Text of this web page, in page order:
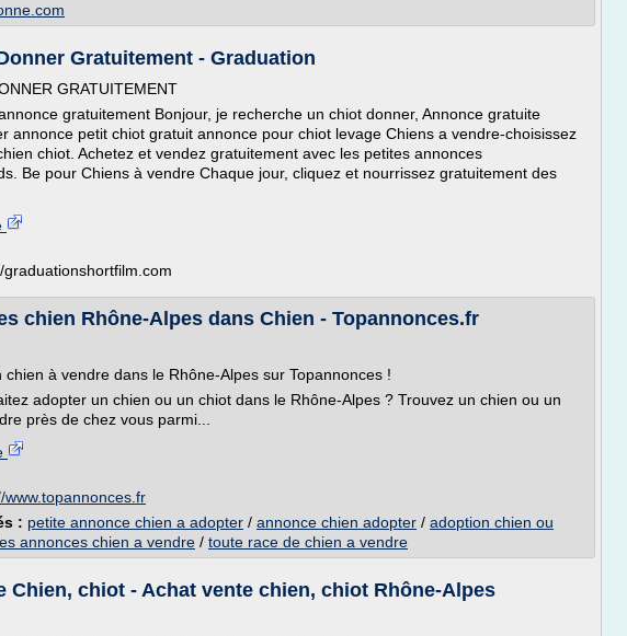
Gratuitement - Graduation
GRATUITEMENT
gratuitement Bonjour, je recherche un chiot donner, Annonce gratuite
annonce petit chiot gratuit annonce pour chiot levage Chiens a vendre-choisissez
chiot. Achetez et vendez gratuitement avec les petites annonces
Be pour Chiens à vendre Chaque jour, cliquez et nourrissez gratuitement des
graduationshortfilm.com
chien Rhône-Alpes dans Chien - Topannonces.fr
chien à vendre dans le Rhône-Alpes sur Topannonces !
adopter un chien ou un chiot dans le Rhône-Alpes ? Trouvez un chien ou un
près de chez vous parmi...
www.topannonces.fr
: petite annonce chien a adopter / annonce chien adopter / adoption chien ou
annonces chien a vendre / toute race de chien a vendre
Chien, chiot - Achat vente chien, chiot Rhône-Alpes